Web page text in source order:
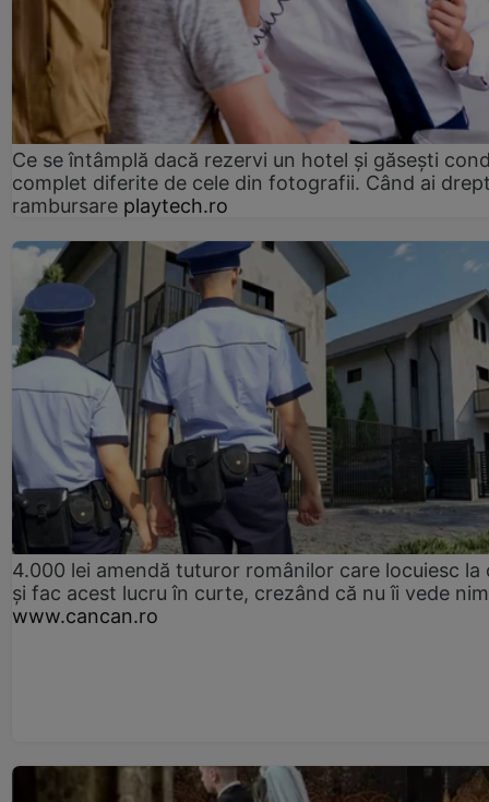
Ce se întâmplă dacă rezervi un hotel și găsești
complet diferite de cele din fotografii. Când ai
rambursare playtech.ro
4.000 lei amendă tuturor românilor care locuiesc la
și fac acest lucru în curte, crezând că nu îi vede
www.cancan.ro